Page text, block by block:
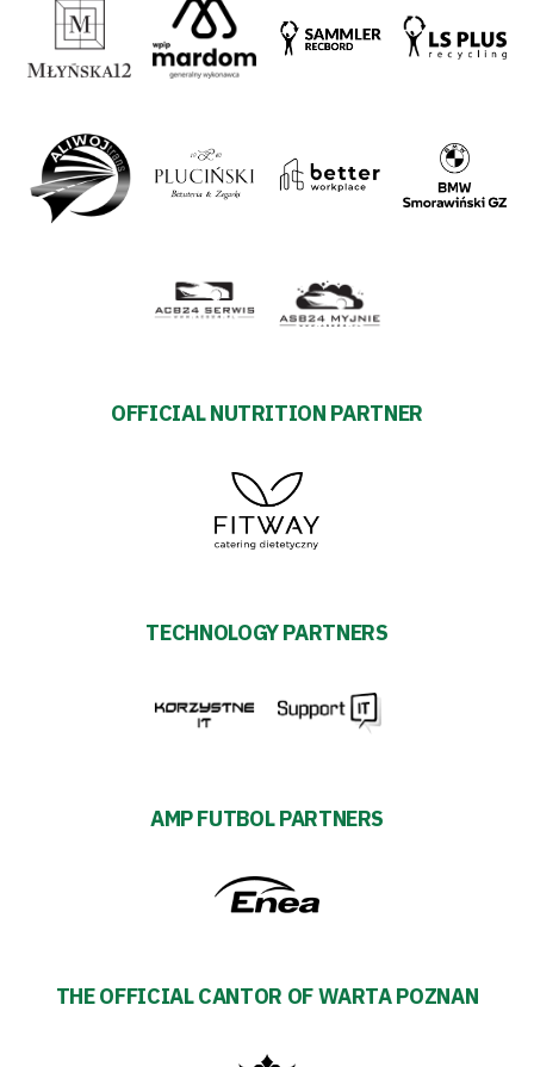
OFFICIAL NUTRITION PARTNER
TECHNOLOGY PARTNERS
AMP FUTBOL PARTNERS
THE OFFICIAL CANTOR OF WARTA POZNAN